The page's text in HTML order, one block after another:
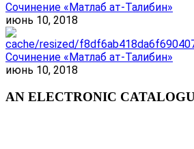
Сочинение «Матлаб ат-Талибин»
июнь 10, 2018
Сочинение «Матлаб ат-Талибин»
июнь 10, 2018
AN ELECTRONIC